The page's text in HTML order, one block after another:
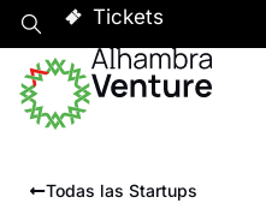
Tickets
Todas las Startups